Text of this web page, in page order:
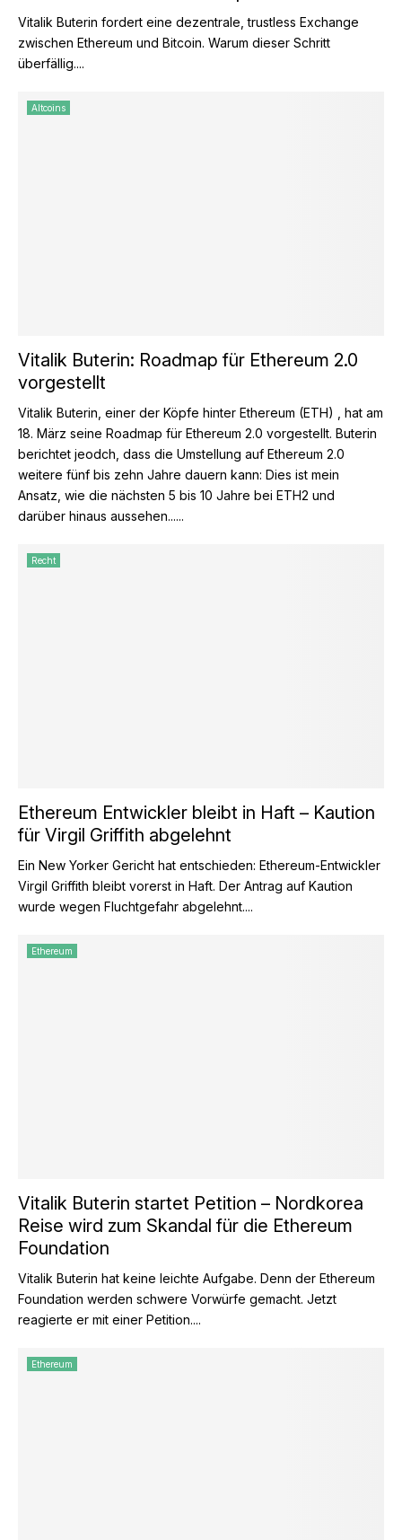
Vitalik Buterin fordert eine dezentrale, trustless Exchange
zwischen Ethereum und Bitcoin. Warum dieser Schritt
überfällig....
Altcoins
Vitalik Buterin: Roadmap für Ethereum 2.0
vorgestellt
Vitalik Buterin, einer der Köpfe hinter Ethereum (ETH) , hat am
18. März seine Roadmap für Ethereum 2.0 vorgestellt. Buterin
berichtet jeodch, dass die Umstellung auf Ethereum 2.0
weitere fünf bis zehn Jahre dauern kann: Dies ist mein
Ansatz, wie die nächsten 5 bis 10 Jahre bei ETH2 und
darüber hinaus aussehen......
Recht
Ethereum Entwickler bleibt in Haft – Kaution
für Virgil Griffith abgelehnt
Ein New Yorker Gericht hat entschieden: Ethereum-Entwickler
Virgil Griffith bleibt vorerst in Haft. Der Antrag auf Kaution
wurde wegen Fluchtgefahr abgelehnt....
Ethereum
Vitalik Buterin startet Petition – Nordkorea
Reise wird zum Skandal für die Ethereum
Foundation
Vitalik Buterin hat keine leichte Aufgabe. Denn der Ethereum
Foundation werden schwere Vorwürfe gemacht. Jetzt
reagierte er mit einer Petition....
Ethereum